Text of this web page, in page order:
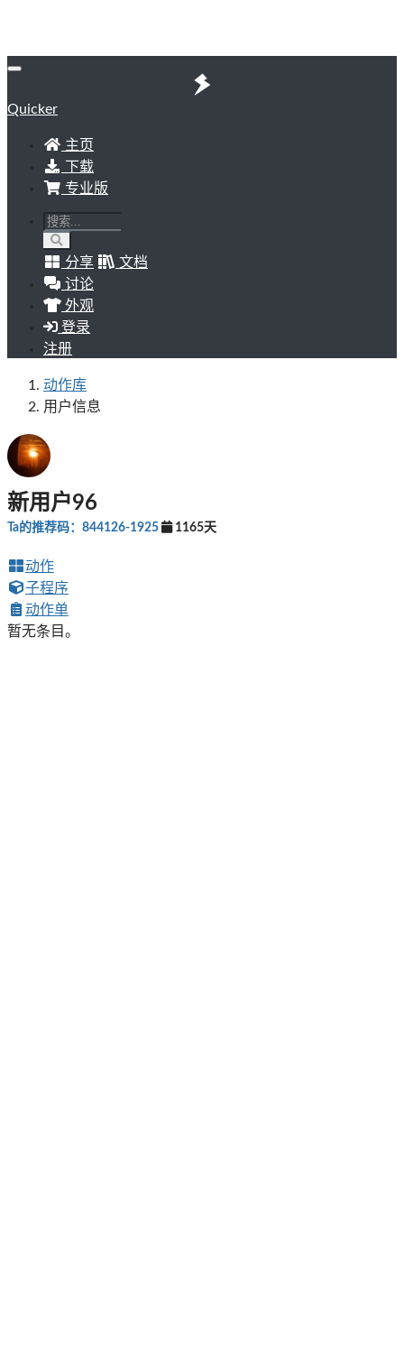
Quicker
主页
下载
专业版
分享
文档
讨论
外观
登录
注册
动作库
用户信息
新用户96
Ta的推荐码：844126-1925 1165天
动作
子程序
动作单
暂无条目。